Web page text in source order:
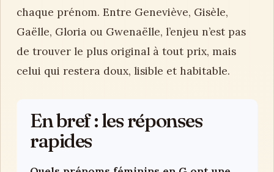
chaque prénom. Entre Geneviève, Gisèle,
Gaëlle, Gloria ou Gwenaëlle, l’enjeu n’est pas
de trouver le plus original à tout prix, mais
celui qui restera doux, lisible et habitable.
En bref : les réponses
rapides